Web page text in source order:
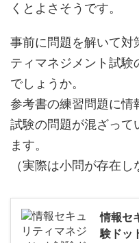
くとよさそうです。
事前に問題を解いて対
ティマネジメント試
でしょうか。
参考書の練習問題に情
試験の問題が混ざって
ます。
（実際は小問が存在し
情報セ
験ドッ